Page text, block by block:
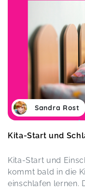
Sandra Rost
Kita-Start und
Kita-Start und
kommt bald in die
einschlafen lernen.